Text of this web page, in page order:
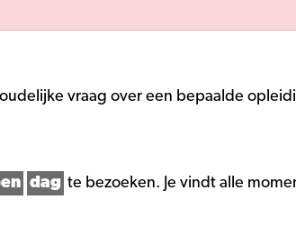
vraag over een bepaalde
dag te bezoeken. Je vindt alle